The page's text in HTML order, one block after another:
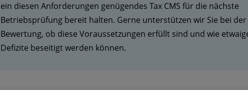
ein diesen Anforderungen genügendes Tax CMS für die nächste
Betriebsprüfung bereit halten. Gerne unterstützen wir Sie bei der
Bewertung, ob diese Voraussetzungen erfüllt sind und wie
Defizite beseitigt werden können.